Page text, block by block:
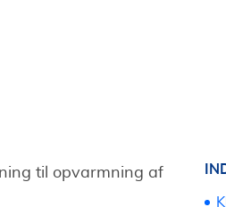
til opvarmning af